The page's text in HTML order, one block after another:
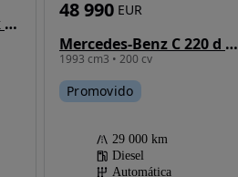
BMW 320 d xDrive Pack M Auto
Mercedes-Benz C 220 d 9G-TRONIC AMG Line
1993 cm3 • 200 cv
48 990 EUR
Promovido
29 000 km
Diesel
Automática